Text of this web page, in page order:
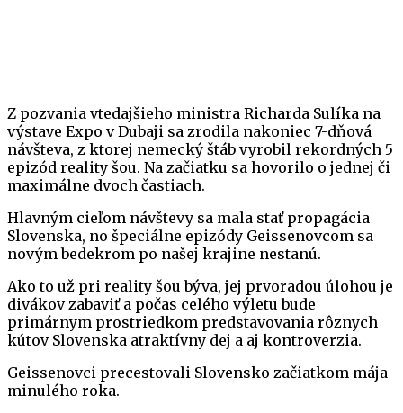
Z pozvania vtedajšieho ministra Richarda Sulíka na
výstave Expo v Dubaji sa zrodila nakoniec 7-dňová
návšteva, z ktorej nemecký štáb vyrobil rekordných 5
epizód reality šou. Na začiatku sa hovorilo o jednej či
maximálne dvoch častiach.
Hlavným cieľom návštevy sa mala stať propagácia
Slovenska, no špeciálne epizódy Geissenovcom sa
novým bedekrom po našej krajine nestanú.
Ako to už pri reality šou býva, jej prvoradou úlohou je
divákov zabaviť a počas celého výletu bude
primárnym prostriedkom predstavovania rôznych
kútov Slovenska atraktívny dej a aj kontroverzia.
Geissenovci precestovali Slovensko začiatkom mája
minulého roka.